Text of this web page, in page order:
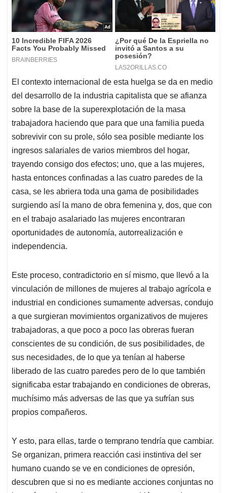
El contexto internacional de esta huelga se da en medio
del desarrollo de la industria capitalista que se afianza
sobre la base de la superexplotación de la masa
trabajadora haciendo que para que una familia pueda
sobrevivir con su prole, sólo sea posible mediante los
ingresos salariales de varios miembros del hogar,
trayendo consigo dos efectos; uno, que a las mujeres,
hasta entonces confinadas a las cuatro paredes de la
casa, se les abriera toda una gama de posibilidades
surgiendo así la mano de obra femenina y, dos, que con
en el trabajo asalariado las mujeres encontraran
oportunidades de autonomía, autorrealización e
independencia.
Este proceso, contradictorio en sí mismo, que llevó a la
vinculación de millones de mujeres al trabajo agrícola e
industrial en condiciones sumamente adversas, condujo
a que surgieran movimientos organizativos de mujeres
trabajadoras, a que poco a poco las obreras fueran
conscientes de su condición, de sus posibilidades, de
sus necesidades, de lo que ya tenían al haberse
liberado de las cuatro paredes pero de lo que también
significaba estar trabajando en condiciones de obreras,
muchísimo más adversas de las que ya sufrían sus
propios compañeros.
Y esto, para ellas, tarde o temprano tendría que cambiar.
Se organizan, primera reacción casi instintiva del ser
humano cuando se ve en condiciones de opresión,
descubren que si no es mediante acciones conjuntas no